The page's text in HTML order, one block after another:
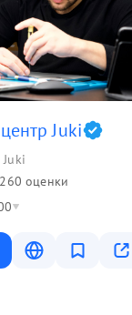
Juki
Juki
260 оценки